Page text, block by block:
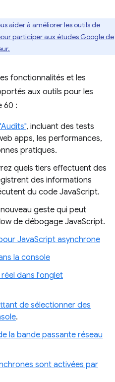
aider à améliorer les outils de
participer aux études Google de
fonctionnalités et les
aux outils pour les
60 :
, incluant des tests
apps, les performances,
pratiques.
quels tiers effectuent des
des informations
du code JavaScript.
geste qui peut
de débogage JavaScript.
JavaScript asynchrone
la console
dans l'onglet
de sélectionner des
.
la bande passante réseau
sont activées par